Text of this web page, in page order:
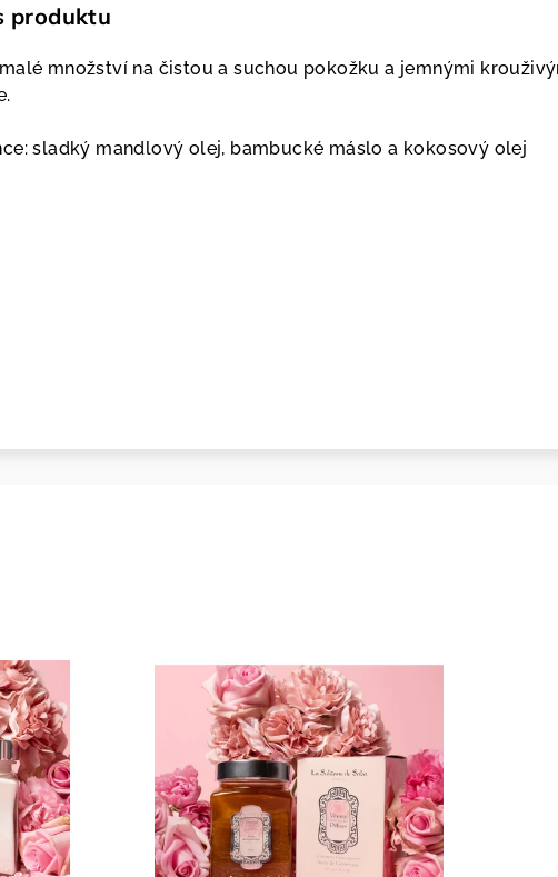
produktu
množství na čistou a suchou pokožku a jemnými
sladký mandlový olej, bambucké máslo a kokosový olej